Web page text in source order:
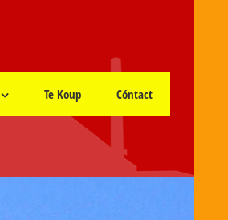
Te Koup Cóntact